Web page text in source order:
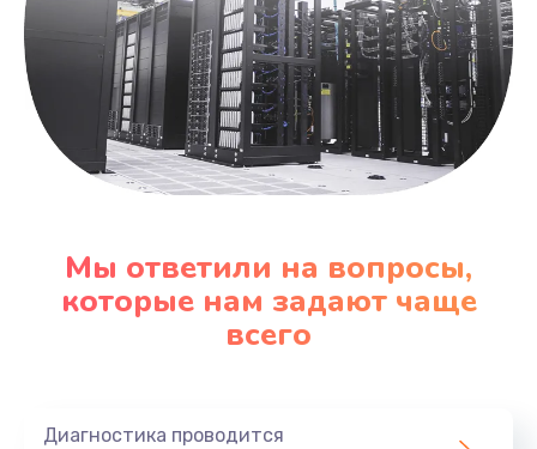
Мы ответили на вопросы,
которые нам задают чаще
всего
Диагностика проводится